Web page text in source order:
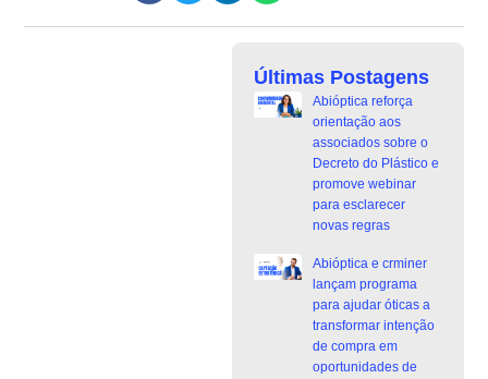
Últimas Postagens
Abióptica reforça
orientação aos
associados sobre o
Decreto do Plástico e
promove webinar
para esclarecer
novas regras
Abióptica e crminer
lançam programa
para ajudar óticas a
transformar intenção
de compra em
oportunidades de